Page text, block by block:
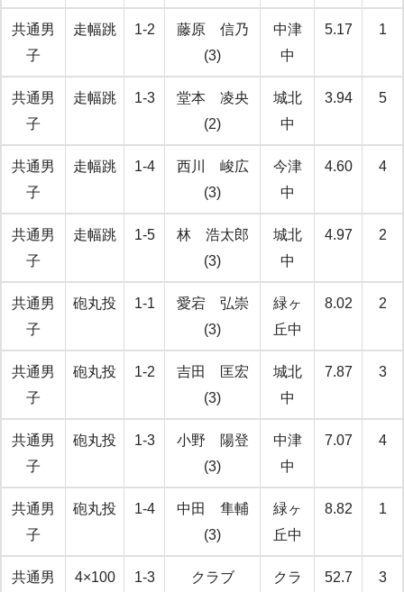
共通男
子
走幅跳 1-2
藤原 信乃
(3)
中津
中
5.17 1
共通男
子
走幅跳 1-3
堂本 凌央
(2)
城北
中
3.94 5
共通男
子
走幅跳 1-4
西川 峻広
(3)
今津
中
4.60 4
共通男
子
走幅跳 1-5
林 浩太郎
(3)
城北
中
4.97 2
共通男
子
砲丸投 1-1
愛宕 弘崇
(3)
緑ヶ
丘中
8.02 2
共通男
子
砲丸投 1-2
吉田 匡宏
(3)
城北
中
7.87 3
共通男
子
砲丸投 1-3
小野 陽登
(3)
中津
中
7.07 4
共通男
子
砲丸投 1-4
中田 隼輔
(3)
緑ヶ
丘中
8.82 1
共通男 4×100 1-3 クラブ クラ 52.7 3